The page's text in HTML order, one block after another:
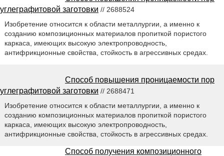
углеграфитовой заготовки // 2688524
Изобретение относится к области металлургии, а именно к
созданию композиционных материалов пропиткой пористого
каркаса, имеющих высокую электропроводность,
антифрикционные свойства, стойкость в агрессивных средах.
Способ повышения проницаемости пор
углеграфитовой заготовки // 2688471
Изобретение относится к области металлургии, а именно к
созданию композиционных материалов пропиткой пористого
каркаса, имеющих высокую электропроводность,
антифрикционные свойства, стойкость в агрессивных средах.
Способ получения композиционного